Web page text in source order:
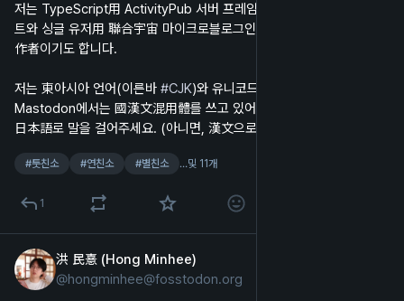
저는 TypeScript用 ActivityPub 서버 프레임워크인
트와 싱글 유저用 聯合宇宙 마이크로블로그인
作者이기도 합니다.
저는 東아시아 언어(이른바 #CJK)와 유니코드에도 關心이 많습니다.
Mastodon에서는 國漢文混用體를 쓰고 있어요! 제게 韓國語나 英語,
日本語로 말을 걸어주세요. (아니면, 漢文으로도!)
#툿친소 #연친소 #별친소 …및 11개
1
洪 民憙 (Hong Minhee)
@hongminhee@fosstodon.org